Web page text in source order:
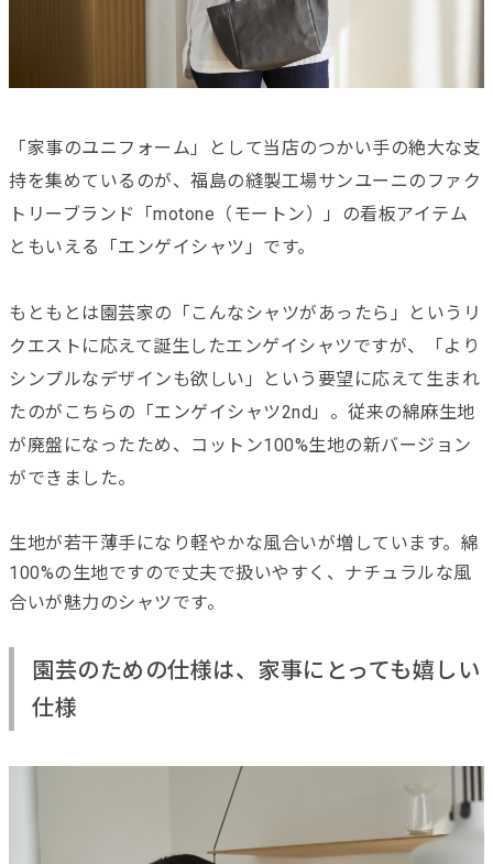
「家事のユニフォーム」として当店のつかい手の絶大な支
持を集めているのが、福島の縫製工場サンユーニのファク
トリーブランド「motone（モートン）」の看板アイテム
ともいえる「エンゲイシャツ」です。
もともとは園芸家の「こんなシャツがあったら」というリ
クエストに応えて誕生したエンゲイシャツですが、「より
シンプルなデザインも欲しい」という要望に応えて生まれ
たのがこちらの「エンゲイシャツ2nd」。従来の綿麻生地
が廃盤になったため、コットン100%生地の新バージョン
ができました。
生地が若干薄手になり軽やかな風合いが増しています。綿
100%の生地ですので丈夫で扱いやすく、ナチュラルな風
合いが魅力のシャツです。
園芸のための仕様は、家事にとっても嬉しい
仕様